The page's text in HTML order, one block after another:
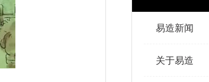
易造新闻
关于易造